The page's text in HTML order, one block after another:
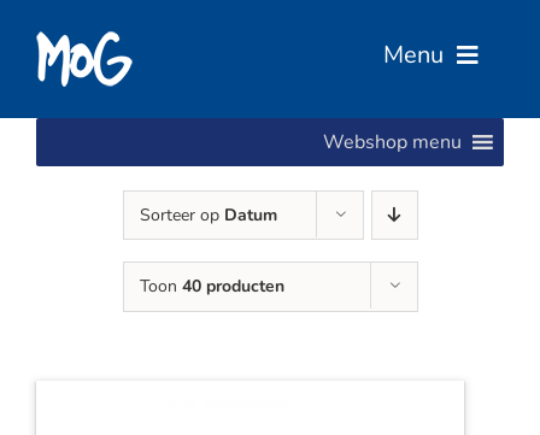
inhoud
Menu
Services
Webshop menu
Sorteer op Datum
Toon 40 producten